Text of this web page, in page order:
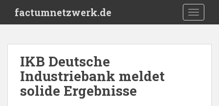
i
factumnetzwerk.de
IKB Deutsche
Industriebank meldet
solide Ergebnisse